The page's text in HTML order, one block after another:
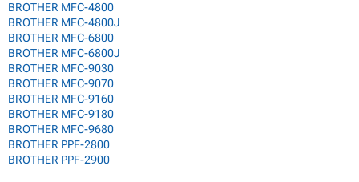
BROTHER MFC-4800
BROTHER MFC-4800J
BROTHER MFC-6800
BROTHER MFC-6800J
BROTHER MFC-9030
BROTHER MFC-9070
BROTHER MFC-9160
BROTHER MFC-9180
BROTHER MFC-9680
BROTHER PPF-2800
BROTHER PPF-2900